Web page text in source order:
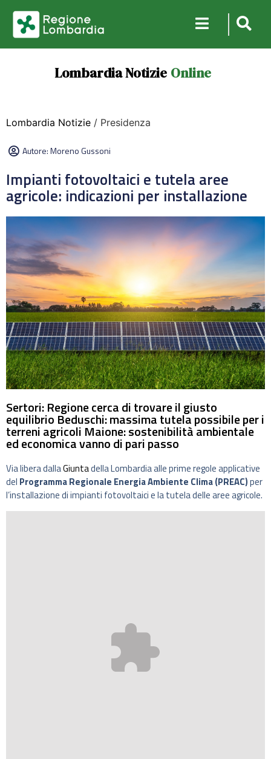
Lombardia Notizie Online
Lombardia Notizie / Presidenza
Autore:Moreno Gussoni
Impianti fotovoltaici e tutela aree
agricole: indicazioni per installazione
Sertori: Regione cerca di trovare il giusto
equilibrio Beduschi: massima tutela possibile per i
terreni agricoli Maione: sostenibilità ambientale
ed economica vanno di pari passo
Via libera dallaGiuntadella Lombardia alle prime regole applicative
del Programma Regionale Energia Ambiente Clima (PREAC)per
l’installazione di impianti fotovoltaici e la tutela delle aree agricole.